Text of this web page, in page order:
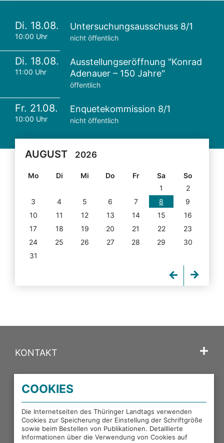
Di. 18.08.
10:00 Uhr
Untersuchungsausschuss 8/1
nicht öffentlich
Di. 18.08.
11:00 Uhr
Ausstellungseröffnung "Konrad
Adenauer – 150 Jahre"
öffentlich
Fr. 21.08.
10:00 Uhr
Enquetekommission 8/1
nicht öffentlich
AUGUST 2026
Mo Di Mi Do Fr Sa
So
1
2
3
4 5 6 7 8
9
10
11 12 13 14 15
16
17
18 19 20 21 22
23
24
25 26 27 28 29
30
31
KONTAKT
PORTALE DES THÜRINGER LANDTAGS
EXTERNE LINKS
COOKIES
Die Internetseiten des Thüringer Landtags verwenden
Cookies zur Speicherung der Einstellung der Schriftgröße
sowie beim Bestellen von Publikationen. Detaillierte
Informationen über die Verwendung von Cookies auf